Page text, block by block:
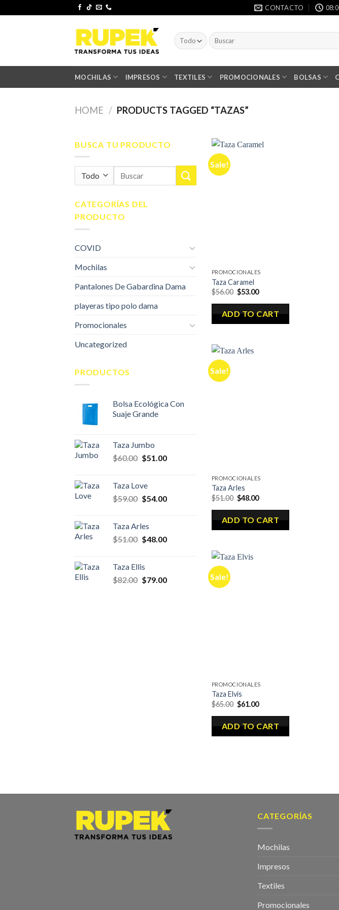
to
CONTACTO
Search
for:
MOCHILAS IMPRESOS TEXTILES PROMOCIONALES BOLSAS
HOME / PRODUCTS TAGGED “TAZAS”
BUSCA TU PRODUCTO
Search
for:
CATEGORÍAS DEL
PRODUCTO
COVID
Mochilas
Pantalones De Gabardina Dama
playeras tipo polo dama
Promocionales
Uncategorized
PRODUCTOS
Bolsa Ecológica Con
Suaje Grande
Taza Jumbo
$60.00 $51.00
Taza Love
$59.00 $54.00
Taza Arles
$51.00 $48.00
Taza Ellis
$82.00 $79.00
Sale!
PROMOCIONALES
Taza Caramel
$56.00 $53.00
ADD TO CART
Sale!
PROMOCIONALES
Taza Arles
$51.00 $48.00
ADD TO CART
Sale!
PROMOCIONALES
Taza Elvis
$65.00 $61.00
ADD TO CART
CATEGORÍAS
Mochilas
Impresos
Textiles
Promocionales